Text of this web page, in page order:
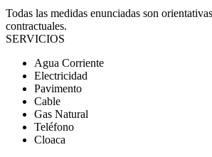
Todas las medidas enunciadas son
contractuales.
SERVICIOS
Agua Corriente
Electricidad
Pavimento
Cable
Gas Natural
Teléfono
Cloaca